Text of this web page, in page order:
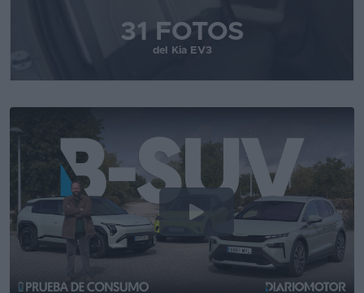
31 FOTOS
del Kia EV3